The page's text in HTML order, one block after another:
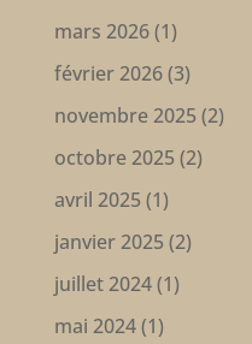
mars 2026(1)
février 2026(3)
novembre 2025(2)
octobre 2025(2)
avril 2025(1)
janvier 2025(2)
juillet 2024(1)
mai 2024(1)